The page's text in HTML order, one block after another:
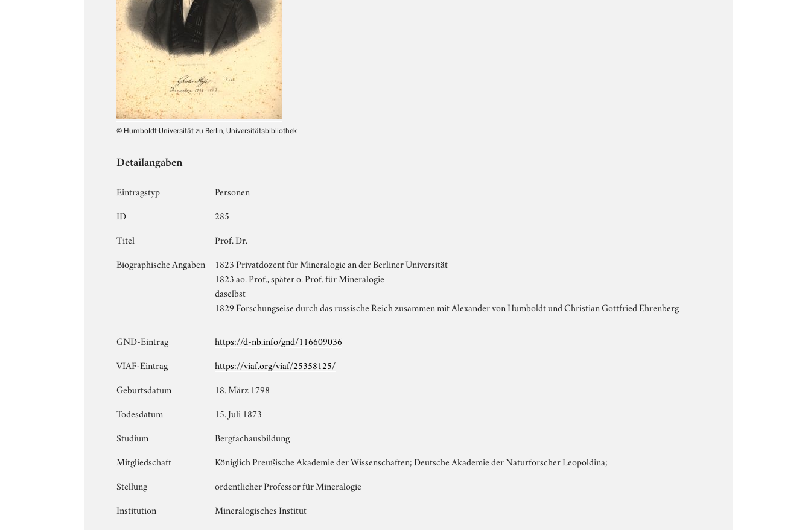
© Humboldt-Universität zu Berlin, Universitätsbibliothek
Detailangaben
Eintragstyp
Personen
ID
285
Titel
Prof. Dr.
Biographische Angaben
1823 Privatdozent für Mineralogie an der Berliner Universität
1823 ao. Prof., später o. Prof. für Mineralogie
daselbst
1829 Forschungseise durch das russische Reich zusammen mit Alexander von Humboldt und Christian Gottfried Ehrenberg
GND-Eintrag
https://d-nb.info/gnd/116609036
VIAF-Eintrag
https://viaf.org/viaf/25358125/
Geburtsdatum
18. März 1798
Todesdatum
15. Juli 1873
Studium
Bergfachausbildung
Mitgliedschaft
Königlich Preußische Akademie der Wissenschaften; Deutsche Akademie der Naturforscher Leopoldina;
Stellung
ordentlicher Professor für Mineralogie
Institution
Mineralogisches Institut